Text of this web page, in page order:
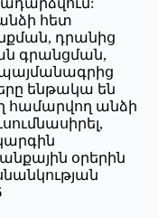
հետ
դրանից
գրանցման,
պայմանագրից
ենթակա են
համարվող անձի
օրերին